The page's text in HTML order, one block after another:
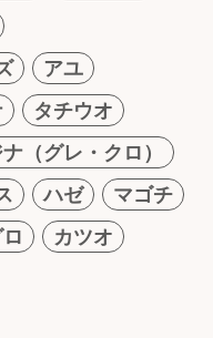
アユ
タチウオ
（グレ・クロ）
ハゼ
マゴチ
カツオ